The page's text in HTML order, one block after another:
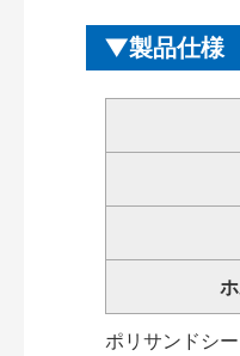
製品仕様
ポリサンドシー